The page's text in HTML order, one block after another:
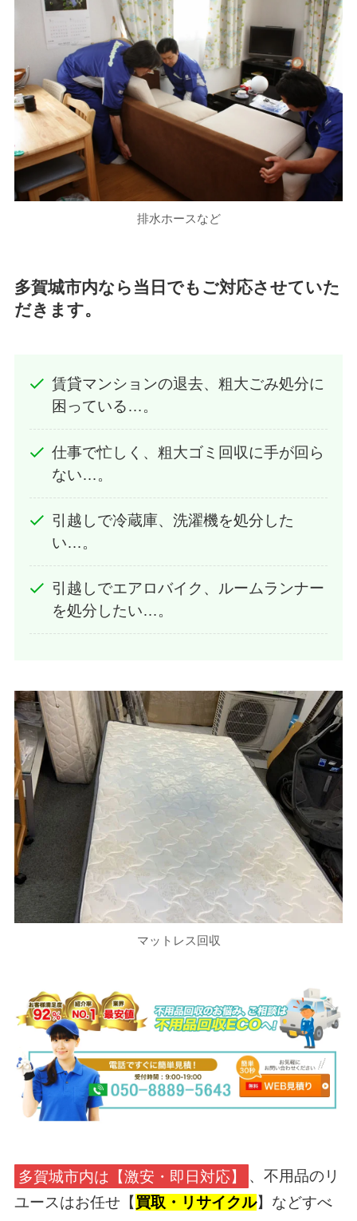
排水ホースなど
多賀城市内なら当日でもご対応させていた
だきます。
賃貸マンションの退去、粗大ごみ処分に
困っている…。
仕事で忙しく、粗大ゴミ回収に手が回ら
ない…。
引越しで冷蔵庫、洗濯機を処分した
い…。
引越しでエアロバイク、ルームランナー
を処分したい…。
マットレス回収
多賀城市内は【激安・即日対応】
、不用品のリ
ユースはお任せ【 買取・リサイクル】などすべ